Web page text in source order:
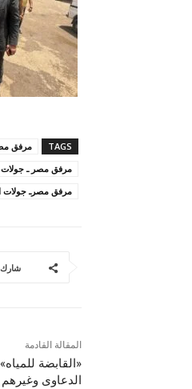
TAGS
مرفق
مرفق مصر ـ جولات
مرفق مصرـ جولات
شارك
المقالة القادمة
«القابضة
الدعاوى